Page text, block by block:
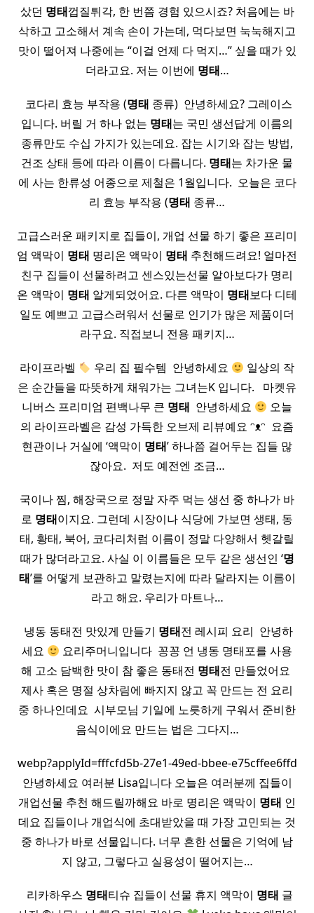
샀던 명태껍질튀각, 한 번쯤 경험 있으시죠? 처음에는 바
삭하고 고소해서 계속 손이 가는데, 먹다보면 눅눅해지고
맛이 떨어져 나중에는 “이걸 언제 다 먹지…” 싶을 때가 있
더라고요. 저는 이번에 명태…
​ 코다리 효능 부작용 (명태 종류) ​ 안녕하세요? 그레이스
입니다. 버릴 거 하나 없는 명태는 국민 생선답게 이름의
종류만도 수십 가지가 있는데요. 잡는 시기와 잡는 방법,
건조 상태 등에 따라 이름이 다릅니다. 명태는 차가운 물
에 사는 한류성 어종으로 제철은 1월입니다. ​ 오늘은 코다
리 효능 부작용 (명태 종류…
고급스러운 패키지로 집들이, 개업 선물 하기 좋은 프리미
엄 액막이 명태 명리온 액막이 명태 추천해드려요! 얼마전
친구 집들이 선물하려고 센스있는선물 알아보다가 명리
온 액막이 명태 알게되었어요. 다른 액막이 명태보다 디테
일도 예쁘고 고급스러워서 선물로 인기가 많은 제품이더
라구요. 직접보니 전용 패키지…
라이프라벨 우리 집 필수템 ​ 안녕하세요
일상의 작
은 순간들을 따뜻하게 채워가는 그녀는K 입니다. ​ ​ 마켓유
니버스 프리미엄 편백나무 큰 명태 ​ 안녕하세요
오늘
의 라이프라벨은 감성 가득한 오브제 리뷰예요 ᵔᴥᵔ ​ 요즘
현관이나 거실에 ‘액막이 명태’ 하나쯤 걸어두는 집들 많
잖아요. ​ 저도 예전엔 조금…
국이나 찜, 해장국으로 정말 자주 먹는 생선 중 하나가 바
로 명태이지요. 그런데 시장이나 식당에 가보면 생태, 동
태, 황태, 북어, 코다리처럼 이름이 정말 다양해서 헷갈릴
때가 많더라고요. 사실 이 이름들은 모두 같은 생선인 ‘명
태’를 어떻게 보관하고 말렸는지에 따라 달라지는 이름이
라고 해요. 우리가 마트나…
​ 냉동 동태전 맛있게 만들기 명태전 레시피 요리 ​ 안녕하
세요
요리주머니입니다 ​ 꽁꽁 언 냉동 명태포를 사용
해 고소 담백한 맛이 참 좋은 동태전 명태전 만들었어요 ​
제사 혹은 명절 상차림에 빠지지 않고 꼭 만드는 전 요리
중 하나인데요 ​ 시부모님 기일에 노릇하게 구워서 준비한
음식이에요 만드는 법은 그다지…
webp?applyId=fffcfd5b-27e1-49ed-bbee-e75cffee6ffd
안녕하세요 여러분 Lisa입니다 오늘은 여러분께 집들이
개업선물 추천 해드릴까해요 바로 명리온 액막이 명태 인
데요 집들이나 개업식에 초대받았을 때 가장 고민되는 것
중 하나가 바로 선물입니다. 너무 흔한 선물은 기억에 남
지 않고, 그렇다고 실용성이 떨어지는…
​ ​ 리카하우스 명태티슈 집들이 선물 휴지 액막이 명태 글